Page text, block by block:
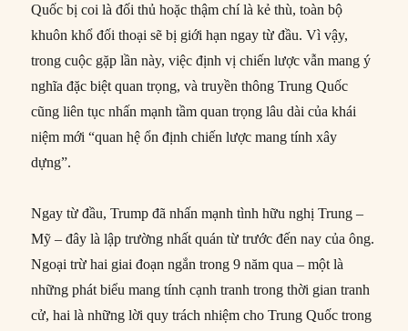
Quốc bị coi là đối thủ hoặc thậm chí là kẻ thù, toàn bộ
khuôn khổ đối thoại sẽ bị giới hạn ngay từ đầu. Vì vậy,
trong cuộc gặp lần này, việc định vị chiến lược vẫn mang ý
nghĩa đặc biệt quan trọng, và truyền thông Trung Quốc
cũng liên tục nhấn mạnh tầm quan trọng lâu dài của khái
niệm mới “quan hệ ổn định chiến lược mang tính xây
dựng”.
Ngay từ đầu, Trump đã nhấn mạnh tình hữu nghị Trung –
Mỹ – đây là lập trường nhất quán từ trước đến nay của ông.
Ngoại trừ hai giai đoạn ngắn trong 9 năm qua – một là
những phát biểu mang tính cạnh tranh trong thời gian tranh
cử, hai là những lời quy trách nhiệm cho Trung Quốc trong